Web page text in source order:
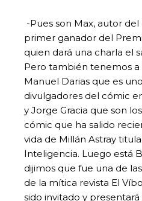
-Pues son Max, autor
primer ganador del
quien dará una charla el
Pero también tenemos a
Manuel Darias que es
divulgadores del cómic
y Jorge Gracia que son
cómic que ha salido
vida de Millán Astray
Inteligencia. Luego está
dijimos que fue una de
de la mítica revista El
sido invitado y